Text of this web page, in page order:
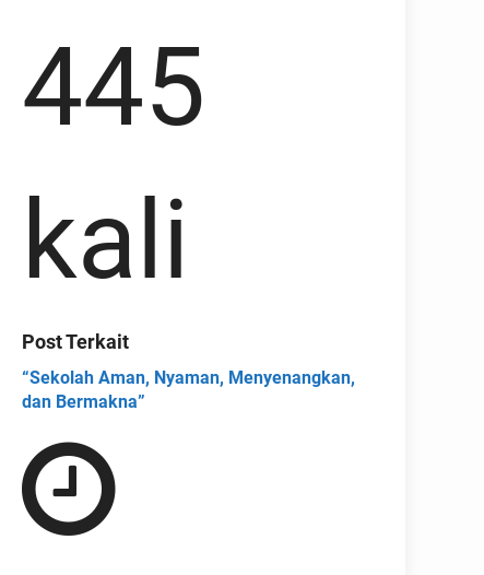
445
kali
Post Terkait
“Sekolah Aman, Nyaman, Menyenangkan,
dan Bermakna”